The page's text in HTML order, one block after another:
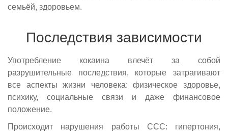
семьёй, здоровьем.
Последствия зависимости
Употребление кокаина влечёт за собой
разрушительные последствия, которые затрагивают
все аспекты жизни человека: физическое здоровье,
психику, социальные связи и даже финансовое
положение.
Происходит нарушения работы ССС: гипертония,